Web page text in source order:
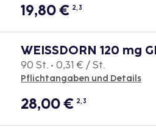
19,80€ 2, 3
WEISSDORN 120 mg
90 St. • 0,31 € / St.
Pflichtangaben und Details
28,00€ 2, 3